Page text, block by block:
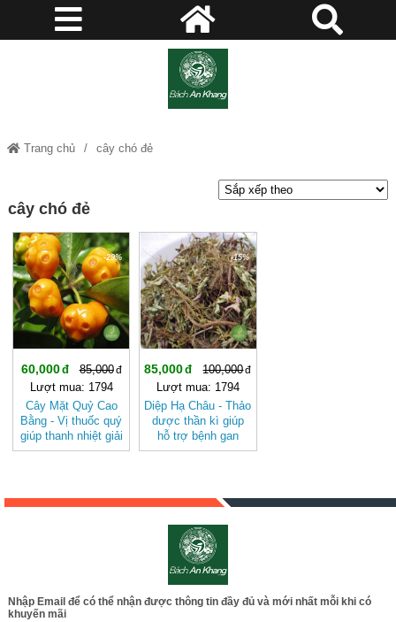
Trang chủ cây chó đẻ
cây chó đẻ
-29%
60,000
85,000
Lượt mua: 1794
Cây Mặt Quỷ Cao
Bằng - Vị thuốc quý
giúp thanh nhiệt giải
độc JD039
-15%
85,000
100,000
Lượt mua: 1794
Diệp Hạ Châu - Thảo
dược thần kì giúp
hỗ trợ bệnh gan
JD038 diephachau
Nhập Email để có thể nhận được thông tin đầy đủ và mới nhất mỗi khi có
khuyến mãi